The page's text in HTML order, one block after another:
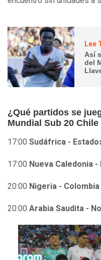
Lee
Así
del
¿Qué partidos se
Mundial Sub 20 Chile
17:00 Sudáfrica -
17:00 Nueva Caledonia -
20:00 Nigeria - Colombia
20:00 Arabia Saudita -